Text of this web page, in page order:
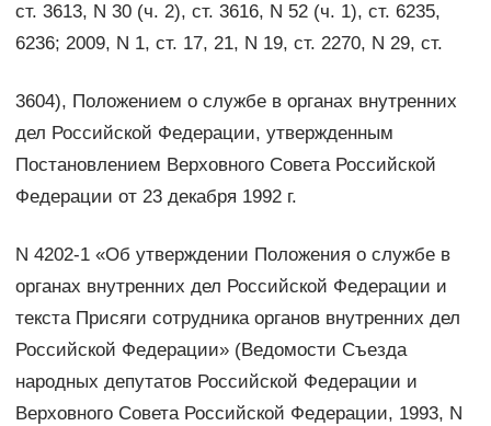
ст. 3613, N 30 (ч. 2), ст. 3616, N 52 (ч. 1), ст. 6235,
6236; 2009, N 1, ст. 17, 21, N 19, ст. 2270, N 29, ст.
3604), Положением о службе в органах внутренних
дел Российской Федерации, утвержденным
Постановлением Верховного Совета Российской
Федерации от 23 декабря 1992 г.
N 4202-1 «Об утверждении Положения о службе в
органах внутренних дел Российской Федерации и
текста Присяги сотрудника органов внутренних дел
Российской Федерации» (Ведомости Съезда
народных депутатов Российской Федерации и
Верховного Совета Российской Федерации, 1993, N